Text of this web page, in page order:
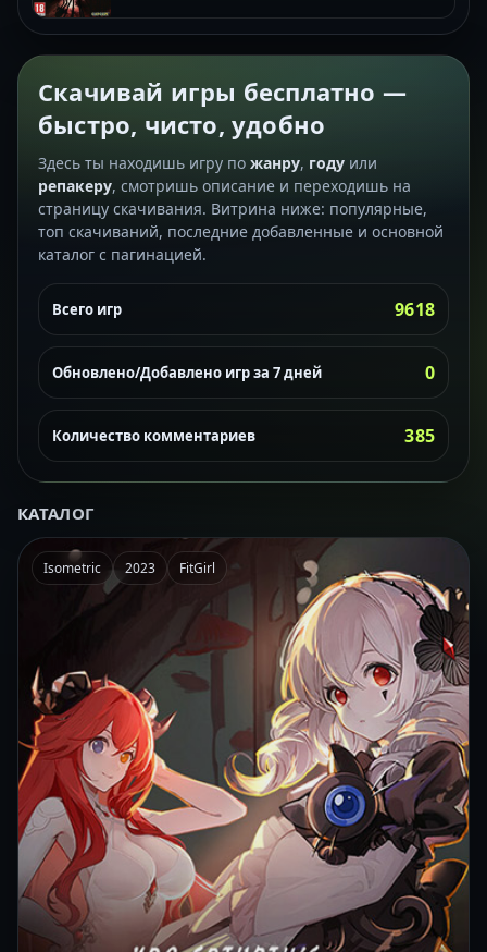
Скачивай игры бесплатно —
быстро, чисто, удобно
Здесь ты находишь игру по жанру, году или
репакеру, смотришь описание и переходишь на
страницу скачивания. Витрина ниже: популярные,
топ скачиваний, последние добавленные и основной
каталог с пагинацией.
Всего игр 9618
Обновлено/Добавлено игр за 7 дней 0
Количество комментариев 385
КАТАЛОГ
Isometric 2023 FitGirl